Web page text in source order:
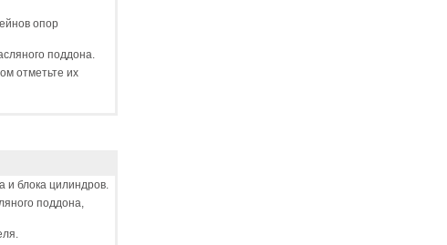
опор
поддона.
отметьте их
и блока цилиндров.
поддона,